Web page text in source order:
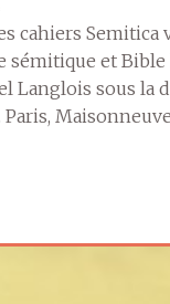
cahiers Semitica
sémitique et Bible
Langlois sous la